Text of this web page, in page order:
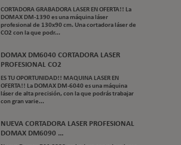
CORTADORA GRABADORA LASER EN OFERTA!! La
DOMAX DM-1390 es una máquina láser
profesional de 130x90 cm. Una cortadora láser de
CO2 con la que podr...
DOMAX DM6040 CORTADORA LASER
PROFESIONAL CO2
ES TU OPORTUNIDAD!! MAQUINA LASER EN
OFERTA!! La DOMAX DM-6040 es una máquina
láser de alta precisión, con la que podrás trabajar
con gran varie...
NUEVA CORTADORA LASER PROFESIONAL
DOMAX DM6090 ...